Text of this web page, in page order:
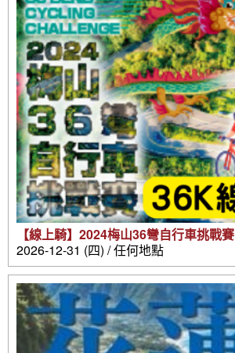
【線上騎】2024梅山36彎自行車挑戰賽
2026-12-31 (四) / 任何地點